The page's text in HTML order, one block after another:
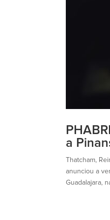
a
Thatcham,
anunciou a
Guadalajara,